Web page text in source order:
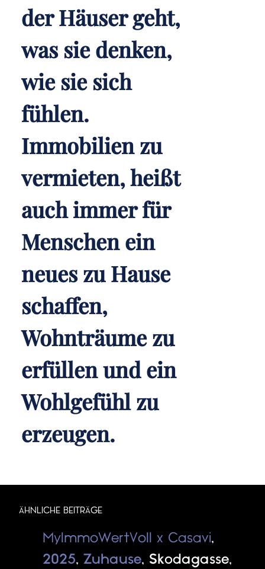
der Häuser geht,
was sie denken,
wie sie sich
fühlen.
Immobilien zu
vermieten, heißt
auch immer für
Menschen ein
neues zu Hause
schaffen,
Wohnträume zu
erfüllen und ein
Wohlgefühl zu
erzeugen.
ÄHNLICHE BEITRÄGE
MyImmoWertVoll x Casavi,
2025, Zuhause, Skodagasse,